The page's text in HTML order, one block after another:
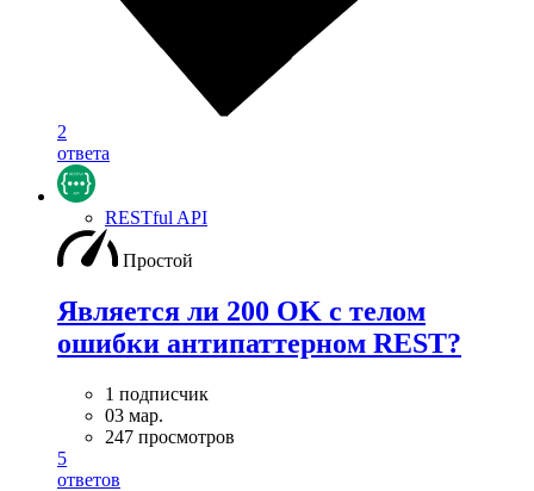
2
ответа
RESTful API
Простой
Является ли 200 OK с телом
ошибки антипаттерном REST?
1 подписчик
03 мар.
247 просмотров
5
ответов